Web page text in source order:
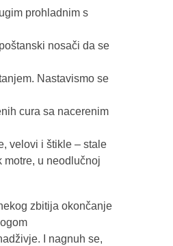
prohladnim s
nosači da se
Nastavismo se
cura sa nacerenim
velovi i štikle – stale
motre, u neodlučnoj
zbitija okončanje
I nagnuh se,